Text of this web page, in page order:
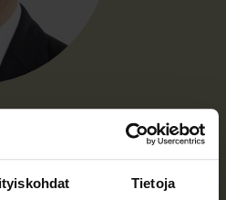
Tietoja
Kasvu ja vaikuttaminen -